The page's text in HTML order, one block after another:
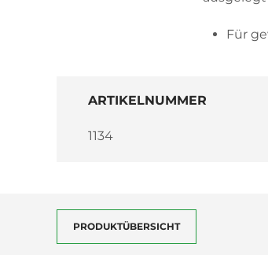
Für
ARTIKELNUMMER
1134
PRODUKTÜBERSICHT